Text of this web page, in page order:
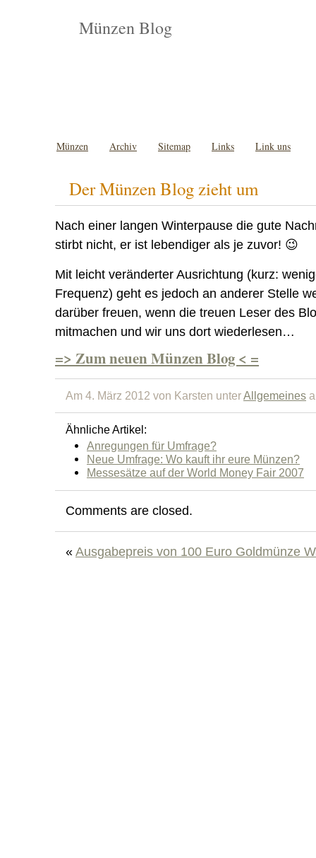
Münzen Blog
Münzen Archiv Sitemap Links Link uns
Der Münzen Blog zieht um
Nach einer langen Winterpause die gute
stirbt nicht, er ist lebendiger als je zuvor! 😉
Mit leicht veränderter Ausrichtung (kurz:
Frequenz) geht es jedoch an anderer Stelle
darüber freuen, wenn die treuen Leser des
mitmachen und wir uns dort wiederlesen…
=> Zum neuen Münzen Blog < =
Am 4. März 2012 von Karsten unterAllgemeines
Ähnliche Artikel:
Anregungen für Umfrage?
Neue Umfrage: Wo kauft ihr eure Münzen?
Messesätze auf der World Money Fair 2007
Comments are closed.
« Ausgabepreis von 100 Euro Goldmünze